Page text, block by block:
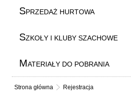
SPRZEDAŻ HURTOWA
SZKOŁY I KLUBY SZACHOWE
MATERIAŁY DO POBRANIA
Strona główna Rejestracja